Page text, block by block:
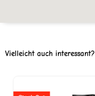
Vielleicht auch interessant?